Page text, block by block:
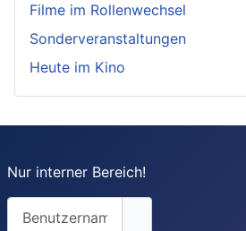
Filme im Rollenwechsel
Sonderveranstaltungen
Heute im Kino
Nur interner Bereich!